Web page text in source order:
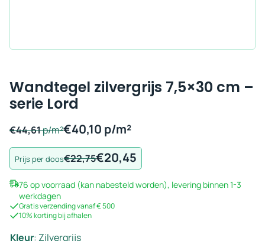
Wandtegel zilvergrijs 7,5×30 cm –
serie Lord
€44,61p/m²€40,10 p/m²
Prijs per doos€22,75
Oorspronkelijke
prijs
was:
€22,75.
€20,45
Huidige
prijs
is:
€20,45.
76 op voorraad (kan nabesteld worden), levering binnen 1-3
werkdagen
Gratis verzending vanaf € 500
10% korting bij afhalen
Kleur: Zilvergrijs